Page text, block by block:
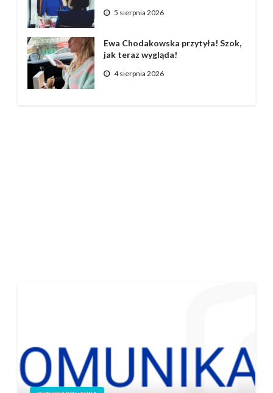
5 sierpnia 2026
Ewa Chodakowska przytyła! Szok,
jak teraz wygląda!
4 sierpnia 2026